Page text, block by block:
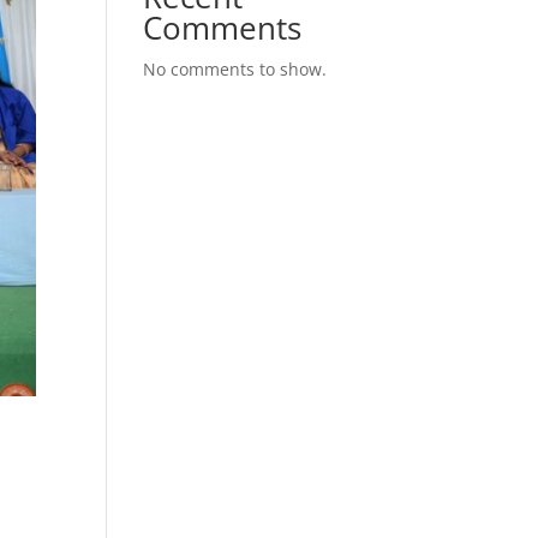
Comments
No comments to show.